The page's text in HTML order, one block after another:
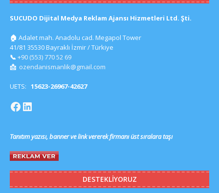
SUCUDO Dijital Medya Reklam Ajansı Hizmetleri Ltd. Şti.
🏠 Adalet mah. Anadolu cad. Megapol Tower
41/81 35530 Bayraklı İzmir / Türkiye
📞 +90 (553) 770 52 69
📩 ozendanismanlik@gmail.com
UETS: 15623-26967-42627
Tanıtım yazısı, banner ve link vererek firmanı üst sıralara taşı
DESTEKLIYORUZ